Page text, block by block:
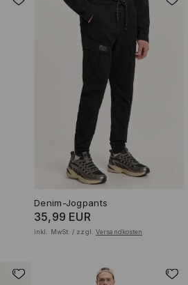
Denim-Jogpants
35,99 EUR
inkl. MwSt. / zzgl. Versandkosten